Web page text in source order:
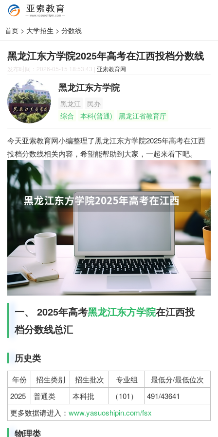
首页 > 大学招生 > 分数线
黑龙江东方学院2025年高考在江西投档分数线
发布时间：2026-05-15 18:53:43 | 亚索教育网
黑龙江东方学院
黑龙江
民办
综合
本科(普通) 黑龙江省教育厅
今天亚索教育网小编整理了黑龙江东方学院2025年高考在江西
投档分数线相关内容，希望能帮助到大家，一起来看下吧。
一、 2025年高考黑龙江东方学院在江西投
档分数线总汇
历史类
年份 招生类别 招生批次 专业组
最低分/最低位次
2025
普通类 本科批 （101）
491/43641
更多数据请进入： www.yasuoshipin.com/fsx
物理类